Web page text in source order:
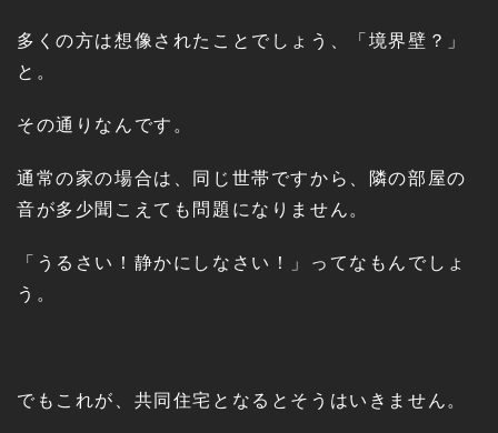
多くの方は想像されたことでしょう、「境界壁？」
と。
その通りなんです。
通常の家の場合は、同じ世帯ですから、隣の部屋の
音が多少聞こえても問題になりません。
「うるさい！静かにしなさい！」ってなもんでしょ
う。
でもこれが、共同住宅となるとそうはいきません。